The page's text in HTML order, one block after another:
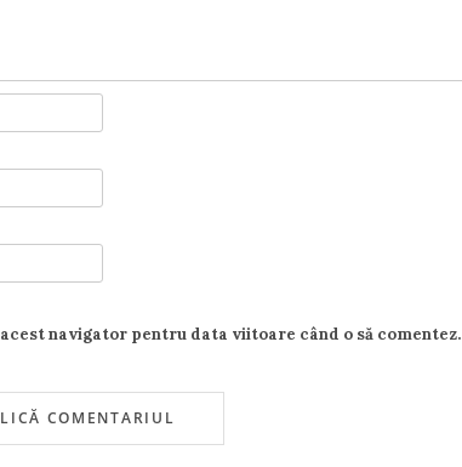
navigator pentru data viitoare când o să comentez.